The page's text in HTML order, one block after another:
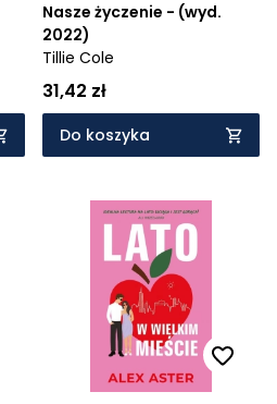
Nasze życzenie - (wyd.
2022)
Tillie Cole
31,42 zł
Do koszyka